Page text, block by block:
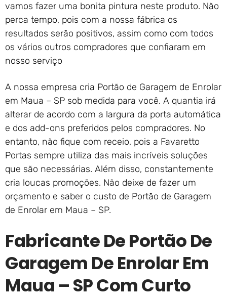
vamos fazer uma bonita pintura neste produto. Não
perca tempo, pois com a nossa fábrica os
resultados serão positivos, assim como com todos
os vários outros compradores que confiaram em
nosso serviço
A nossa empresa cria Portão de Garagem de Enrolar
em Maua – SP sob medida para você. A quantia irá
alterar de acordo com a largura da porta automática
e dos add-ons preferidos pelos compradores. No
entanto, não fique com receio, pois a Favaretto
Portas sempre utiliza das mais incríveis soluções
que são necessárias. Além disso, constantemente
cria loucas promoções. Não deixe de fazer um
orçamento e saber o custo de Portão de Garagem
de Enrolar em Maua – SP.
Fabricante De Portão De
Garagem De Enrolar Em
Maua – SP Com Curto